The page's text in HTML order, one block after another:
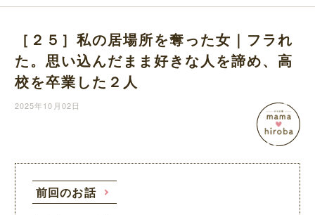
２人
［２５］私の居場所を奪った女｜フラれ
た。思い込んだまま好きな人を諦め、高
校を卒業した２人
2025年10月02日
前回のお話